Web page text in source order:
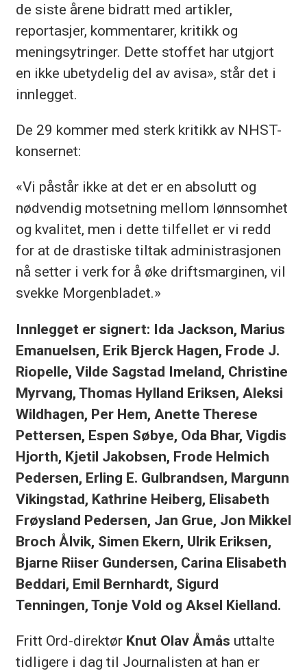
de siste årene bidratt med artikler,
reportasjer, kommentarer, kritikk og
meningsytringer. Dette stoffet har utgjort
en ikke ubetydelig del av avisa», står det i
innlegget.
De 29 kommer med sterk kritikk av NHST-
konsernet:
«Vi påstår ikke at det er en absolutt og
nødvendig motsetning mellom lønnsomhet
og kvalitet, men i dette tilfellet er vi redd
for at de drastiske tiltak administrasjonen
nå setter i verk for å øke driftsmarginen, vil
svekke Morgenbladet.»
Innlegget er signert: Ida Jackson, Marius
Emanuelsen, Erik Bjerck Hagen, Frode J.
Riopelle, Vilde Sagstad Imeland, Christine
Myrvang, Thomas Hylland Eriksen, Aleksi
Wildhagen, Per Hem, Anette Therese
Pettersen, Espen Søbye, Oda Bhar, Vigdis
Hjorth, Kjetil Jakobsen, Frode Helmich
Pedersen, Erling E. Gulbrandsen, Margunn
Vikingstad, Kathrine Heiberg, Elisabeth
Frøysland Pedersen, Jan Grue, Jon Mikkel
Broch Ålvik, Simen Ekern, Ulrik Eriksen,
Bjarne Riiser Gundersen, Carina Elisabeth
Beddari, Emil Bernhardt, Sigurd
Tenningen, Tonje Vold og Aksel Kielland.
Fritt Ord-direktør Knut Olav Åmås uttalte
tidligere i dag til Journalisten at han er